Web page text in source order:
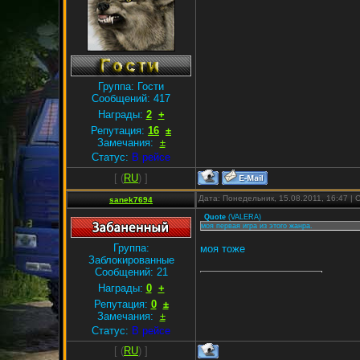
Группа: Гости
Сообщений: 417
Награды: 2 +
Репутация: 16 ±
Замечания: ±
Статус: В рейсе
[ (RU) ]
sanek7694 Дата: Понедельник, 15.08.2011, 16:47 |
Группа:
Заблокированные
Сообщений: 21
Награды: 0 +
Репутация: 0 ±
Замечания: ±
Статус: В рейсе
Quote (VALERA)
моя первая игра из этого жанра.
моя тоже
[ (RU) ]